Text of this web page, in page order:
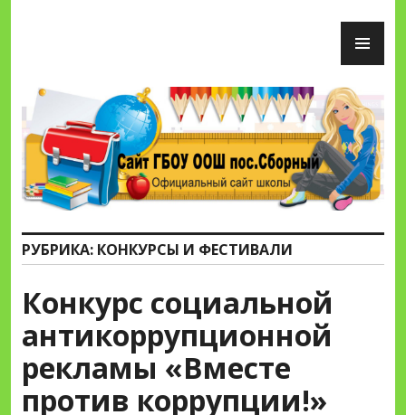
Сайт ГБОУ ООШ пос.Сборный
РУБРИКА: КОНКУРСЫ И ФЕСТИВАЛИ
Конкурс социальной
антикоррупционной
рекламы «Вместе
против коррупции!»